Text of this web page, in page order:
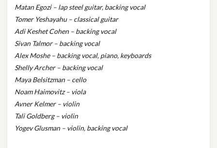
Matan Egozi – lap steel guitar, backing vocal
Tomer Yeshayahu – classical guitar
Adi Keshet Cohen – backing vocal
Sivan Talmor – backing vocal
Alex Moshe – backing vocal, piano, keyboards
Shelly Archer – backing vocal
Maya Belsitzman – cello
Noam Haimovitz – viola
Avner Kelmer – violin
Tali Goldberg – violin
Yogev Glusman – violin, backing vocal